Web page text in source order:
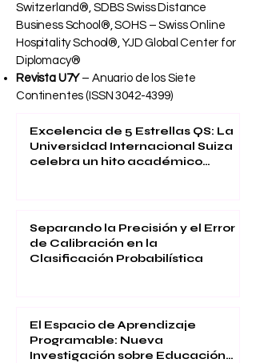
Switzerland®, SDBS Swiss Distance
Business School®, SOHS – Swiss Online
Hospitality School®, YJD Global Center for
Diplomacy®
Revista U7Y– Anuario de los Siete
Continentes (ISSN3042-4399)
Excelencia de 5 Estrellas QS: La
Universidad Internacional Suiza
celebra un hito académico
Separando la Precisión y el Error
de Calibración en la
Clasificación Probabilística
El Espacio de Aprendizaje
Programable: Nueva
Investigación sobre Educación